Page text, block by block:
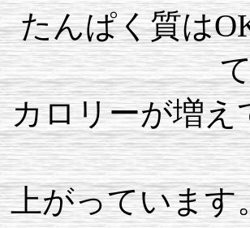
たんぱく質は
カロリーが増え
上がっています